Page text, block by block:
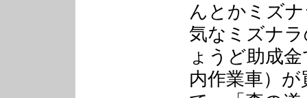
んとかミズ
気なミズナ
ょうど助成
内作業車）